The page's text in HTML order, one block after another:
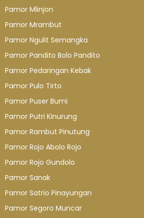
Pamor Mlinjon
Pamor Mrambut
Pamor Ngulit Semangka
Pamor Pandito Bolo Pandito
Pamor Pedaringan Kebak
Pamor Pulo Tirto
Pamor Puser Bumi
Pamor Putri Kinurung
Pamor Rambut Pinutung
Pamor Rojo Abolo Rojo
Pamor Rojo Gundolo
Pamor Sanak
Pamor Satrio Pinayungan
Pamor Segoro Muncar